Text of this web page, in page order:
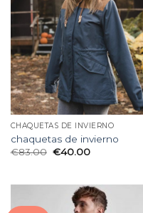
CHAQUETAS DE INVIERNO
chaquetas de invierno
€83.00 €40.00